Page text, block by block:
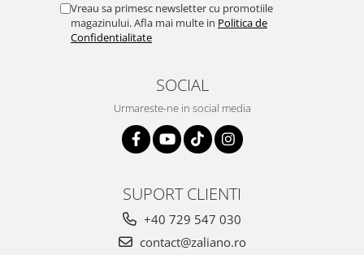
Vreau sa primesc newsletter cu promotiile
magazinului. Afla mai multe in Politica de
Confidentialitate
SOCIAL
Urmareste-ne in social media
SUPORT CLIENTI
+40 729 547 030
contact@zaliano.ro